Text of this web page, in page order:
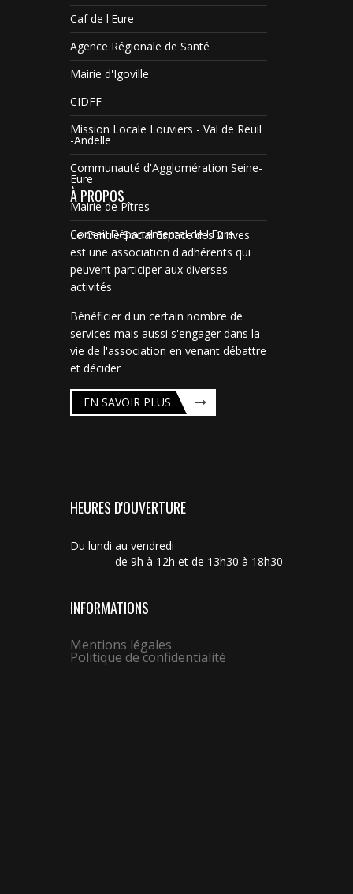
Caf de l'Eure
Agence Régionale de Santé
Mairie d'Igoville
CIDFF
Mission Locale Louviers - Val de Reuil
-Andelle
Communauté d'Agglomération Seine-
Eure
Mairie de Pîtres
Conseil Départemental de l'Eure
À PROPOS
Le Centre Social Espace des 2 rives
est une association d'adhérents qui
peuvent participer aux diverses
activités
Bénéficier d'un certain nombre de
services mais aussi s'engager dans la
vie de l'association en venant débattre
et décider
EN SAVOIR PLUS
HEURES D'OUVERTURE
Du lundi au vendredi
de 9h à 12h et de 13h30 à 18h30
INFORMATIONS
Mentions légales
Politique de confidentialité